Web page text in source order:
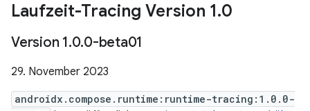
Laufzeit-Tracing Version 1.0
Version 1.0.0-beta01
29. November 2023
androidx.compose.runtime:runtime-tracing:1.0.0-